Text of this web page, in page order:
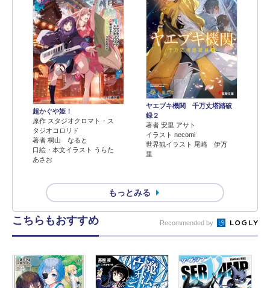
超かぐや姫！
原作 スタジオクロマト・ス
タジオコロリド
著者 桐山 なると
口絵・本文イラスト うらた
あさお
ヤエブキ機関 千万丈塔踏破
録２
著者 安里 アサト
イラスト necomi
世界観イラスト 尾崎 伊万
里
もっとみる
こちらもおすすめ Recommended by